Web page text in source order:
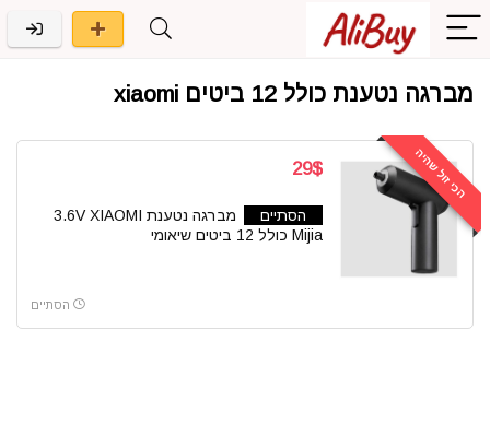
מברגה נטענת כולל 12 ביטים xiaomi
הכי זול שהיה 29$
הסתיים
מברגה נטענת 3.6V XIAOMI
Mijia כולל 12 ביטים שיאומי
הסתיים